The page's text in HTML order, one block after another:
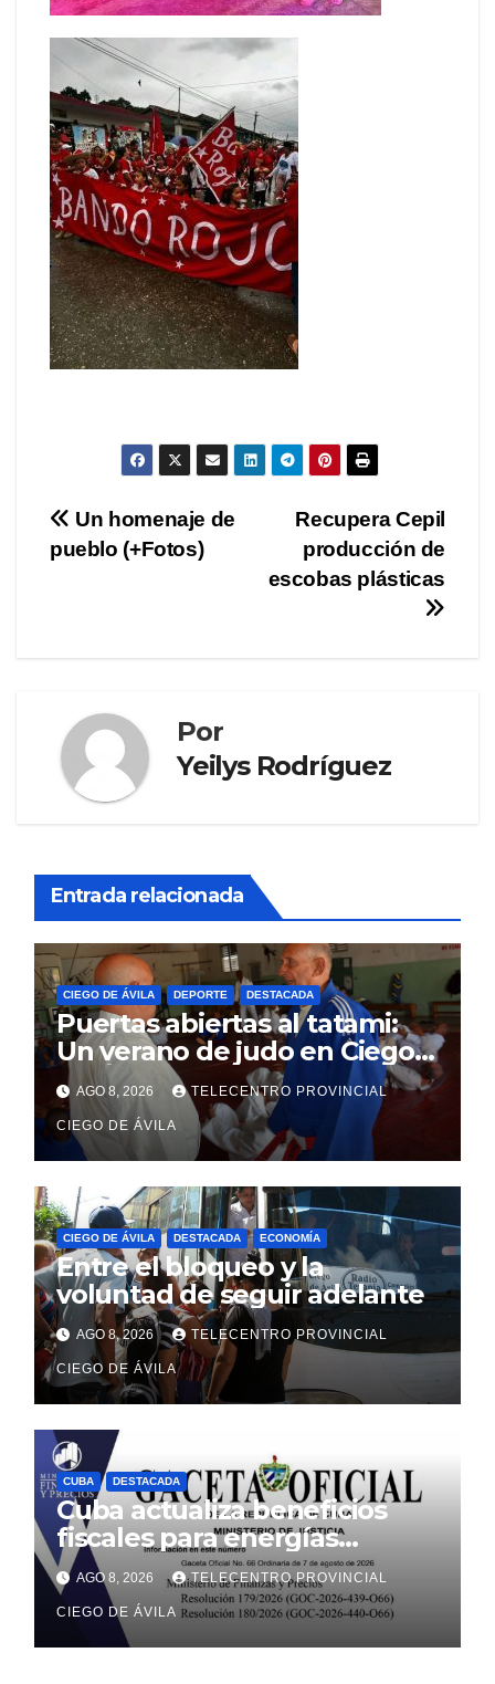
Navegación
de
Recupera Cepil
producción de
escobas plásticas
Un homenaje de
pueblo (+Fotos)
Por
Yeilys Rodríguez
Entrada relacionada
CIEGO DE ÁVILA DEPORTE DESTACADA
Puertas abiertas al tatami:
Un verano de judo en Ciego
de Ávila
AGO 8, 2026 TELECENTRO PROVINCIAL
CIEGO DE ÁVILA
CIEGO DE ÁVILA DESTACADA ECONOMÍA
Entre el bloqueo y la
voluntad de seguir adelante
AGO 8, 2026 TELECENTRO PROVINCIAL
CIEGO DE ÁVILA
CUBA DESTACADA
Cuba actualiza beneficios
fiscales para energías
renovables con alcance a
sectores estatal y no estatal
AGO 8, 2026 TELECENTRO PROVINCIAL
CIEGO DE ÁVILA